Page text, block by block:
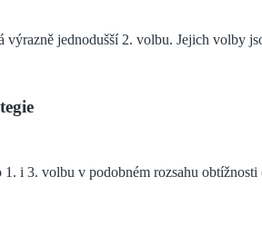
výrazně jednodušší 2. volbu. Jejich volby
1. i 3. volbu v podobném rozsahu